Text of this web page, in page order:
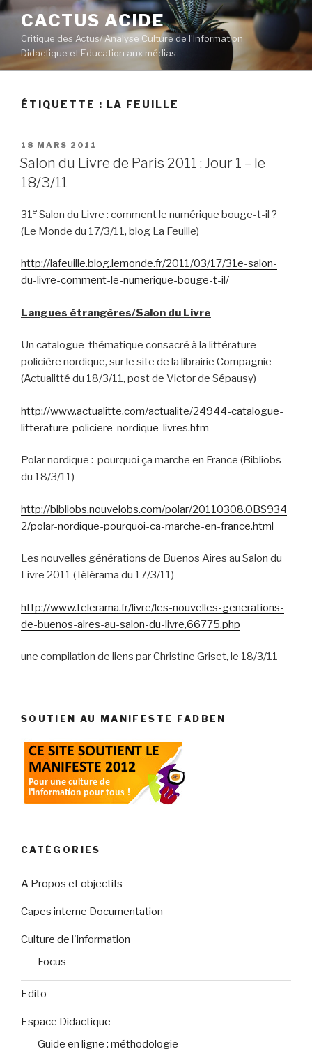
Aller
contenu
principal
CACTUS ACIDE
Critique des Actus/ Analyse Culture de l’Information
Didactique et Education aux médias
ÉTIQUETTE : LA FEUILLE
PUBLIÉ
LE
18 MARS 2011
Salon du Livre de Paris 2011 : Jour 1 – le
18/3/11
31e Salon du Livre : comment le numérique bouge-t-il ?
(Le Monde du 17/3/11, blog La Feuille)
http://lafeuille.blog.lemonde.fr/2011/03/17/31e-salon-
du-livre-comment-le-numerique-bouge-t-il/
Langues étrangères/Salon du Livre
Un catalogue thématique consacré à la littérature
policière nordique, sur le site de la librairie Compagnie
(Actualitté du 18/3/11, post de Victor de Sépausy)
http://www.actualitte.com/actualite/24944-catalogue-
litterature-policiere-nordique-livres.htm
Polar nordique : pourquoi ça marche en France (Bibliobs
du 18/3/11)
http://bibliobs.nouvelobs.com/polar/20110308.OBS934
2/polar-nordique-pourquoi-ca-marche-en-france.html
Les nouvelles générations de Buenos Aires au Salon du
Livre 2011 (Télérama du 17/3/11)
http://www.telerama.fr/livre/les-nouvelles-generations-
de-buenos-aires-au-salon-du-livre,66775.php
une compilation de liens par Christine Griset, le 18/3/11
SOUTIEN AU MANIFESTE FADBEN
CATÉGORIES
A Propos et objectifs
Capes interne Documentation
Culture de l'information
Focus
Edito
Espace Didactique
Guide en ligne : méthodologie